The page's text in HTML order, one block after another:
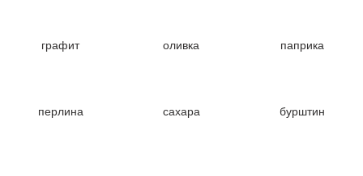
графит оливка паприка
перлина сахара бурштин